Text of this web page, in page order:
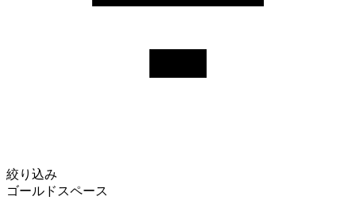
絞り込み
ゴールドスペース